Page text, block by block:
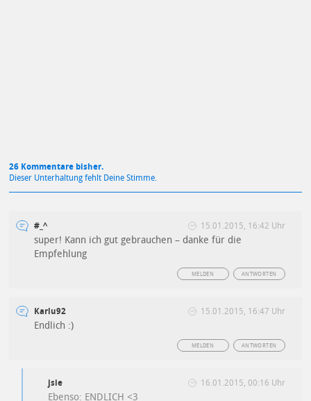
26 Kommentare bisher.
Dieser Unterhaltung fehlt Deine Stimme.
#_^ 15.01.2015, 16:42 Uhr
super! Kann ich gut gebrauchen – danke für die
Empfehlung
ANTWORTEN
MELDEN
Karlu92 15.01.2015, 16:47 Uhr
Endlich :)
ANTWORTEN
MELDEN
jsie 16.01.2015, 00:16 Uhr
Ebenso: ENDLICH <3